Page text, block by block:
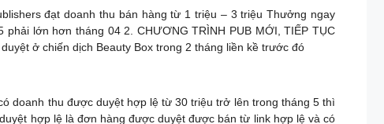
đạt doanh thu bán hàng từ 1 triệu – 3 triệu Thưởng ngay
lớn hơn tháng 04 2️. CHƯƠNG TRÌNH PUB MỚI, TIẾP TỤC
ở chiến dịch Beauty Box trong 2 tháng liền kề trước đó
doanh thu được duyệt hợp lệ từ 30 triệu trở lên trong tháng 5 thì
hợp lệ là đơn hàng được duyệt được bán từ link hợp lệ và có